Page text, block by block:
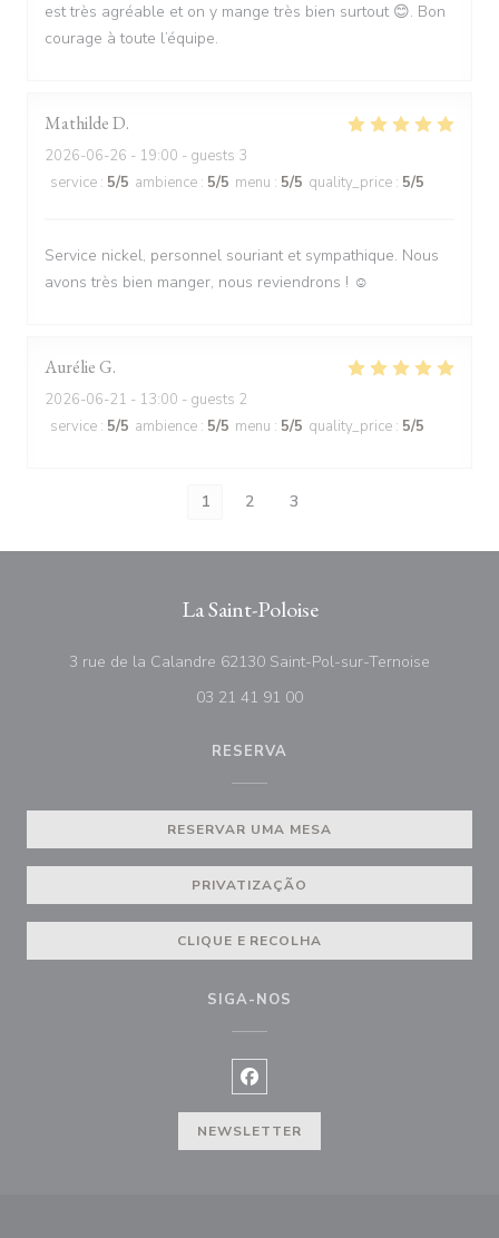
est très agréable et on y mange très bien surtout 😊. Bon
courage à toute l’équipe.
MathildeD
2026-06-26 - 19:00 - guests 3
service : 5/5 ambience : 5/5 menu : 5/5 quality_price : 5/5
Service nickel, personnel souriant et sympathique. Nous
avons très bien manger, nous reviendrons ! ☺️
AurélieG
2026-06-21 - 13:00 - guests 2
service : 5/5 ambience : 5/5 menu : 5/5 quality_price : 5/5
1 2 3
La Saint-Poloise
3 rue de la Calandre 62130 Saint-Pol-sur-Ternoise
03 21 41 91 00
RESERVA
RESERVAR UMA MESA
PRIVATIZAÇÃO
CLIQUE E RECOLHA
SIGA-NOS
Facebook ((abre numa nova
NEWSLETTER